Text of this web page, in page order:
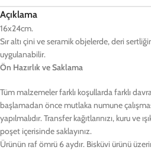
Açıklama
16x24cm.
Sır altı çini ve seramik objelerde, deri
uygulanabilir.
Ön Hazırlık ve Saklama
Tüm malzemeler farklı koşullarda farklı
başlamadan önce mutlaka numune
yapılmalıdır. Transfer kağıtlarınızı, kuru ve
poşet içerisinde saklayınız.
Ürünün raf ömrü 6 aydır. Bisküvi ürünü